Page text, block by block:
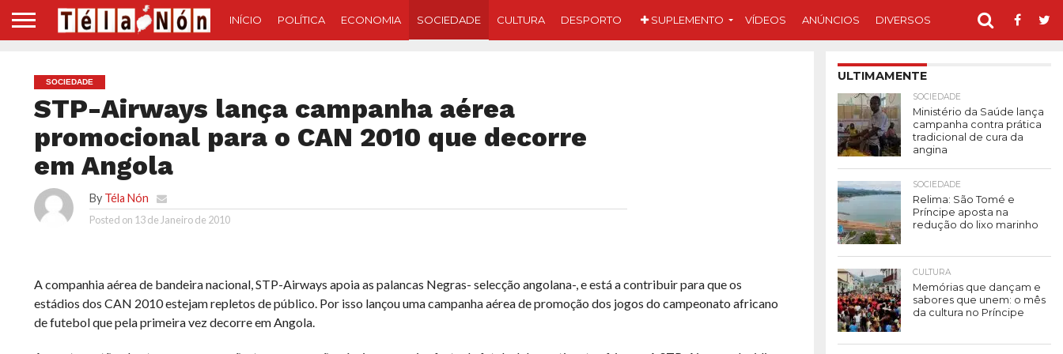
INÍCIO POLÍTICA ECONOMIA SOCIEDADE CULTURA DESPORTO SUPLEMENTO VÍDEOS ANÚNCIOS DIVERSOS
SOCIEDADE
STP-Airways lança campanha aérea
promocional para o CAN 2010 que decorre
em Angola
By Téla Nón
Posted on 13 de Janeiro de 2010
A companhia aérea de bandeira nacional, STP-Airways apoia as palancas Negras- selecção angolana-, e está a contribuir para que os
estádios dos CAN 2010 estejam repletos de público. Por isso lançou uma campanha aérea de promoção dos jogos do campeonato africano
de futebol que pela primeira vez decorre em Angola.
ULTIMAMENTE
SOCIEDADE
Ministério da Saúde lança
campanha contra prática
tradicional de cura da
angina
SOCIEDADE
Relima: São Tomé e
Príncipe aposta na
redução do lixo marinho
CULTURA
Memórias que dançam e
sabores que unem: o mês
da cultura no Príncipe